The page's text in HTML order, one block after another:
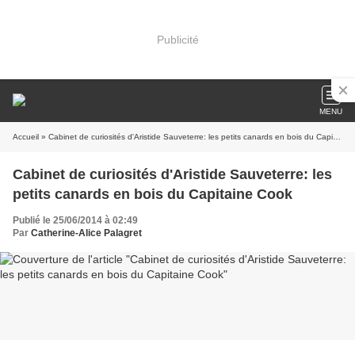
Publicité
MENU
Accueil » Cabinet de curiosités d'Aristide Sauveterre: les petits canards en bois du Capitaine Cook
Cabinet de curiosités d'Aristide Sauveterre: les
petits canards en bois du Capitaine Cook
Publié le 25/06/2014 à 02:49
Par Catherine-Alice Palagret